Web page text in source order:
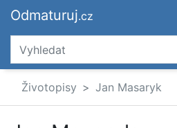
Odmaturuj.cz
Životopisy Jan Masaryk